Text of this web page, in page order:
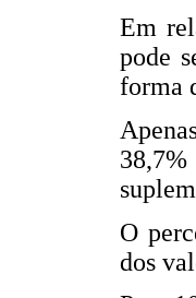
Em
pode
forma
O
dos